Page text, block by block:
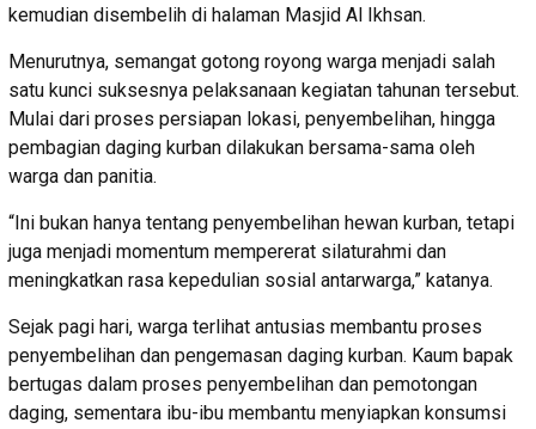
kemudian disembelih di halaman Masjid Al Ikhsan.
Menurutnya, semangat gotong royong warga menjadi salah
satu kunci suksesnya pelaksanaan kegiatan tahunan tersebut.
Mulai dari proses persiapan lokasi, penyembelihan, hingga
pembagian daging kurban dilakukan bersama-sama oleh
warga dan panitia.
“Ini bukan hanya tentang penyembelihan hewan kurban, tetapi
juga menjadi momentum mempererat silaturahmi dan
meningkatkan rasa kepedulian sosial antarwarga,” katanya.
Sejak pagi hari, warga terlihat antusias membantu proses
penyembelihan dan pengemasan daging kurban. Kaum bapak
bertugas dalam proses penyembelihan dan pemotongan
daging, sementara ibu-ibu membantu menyiapkan konsumsi